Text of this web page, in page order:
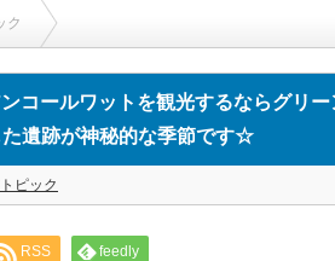
ク
ルワットを観光するならグリーンシーズンも♪
ンコールワットを観光するならグリ
遺跡が神秘的な季節です☆
ピック
RSS feedly